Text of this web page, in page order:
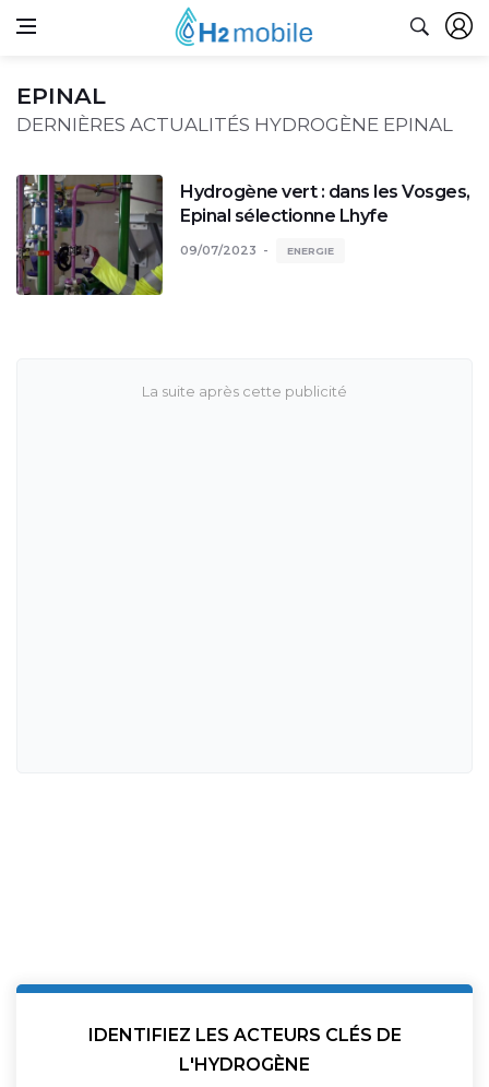
EPINAL
DERNIÈRES ACTUALITÉS HYDROGÈNE EPINAL
Hydrogène vert : dans les Vosges,
Epinal sélectionne Lhyfe
09/07/2023 ENERGIE
IDENTIFIEZ LES ACTEURS CLÉS DE
L'HYDROGÈNE